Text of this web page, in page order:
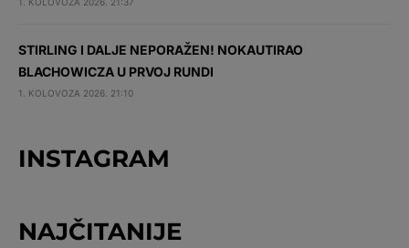
STIRLING I DALJE NEPORAŽEN! NOKAUTIRAO
BLACHOWICZA U PRVOJ RUNDI
1. KOLOVOZA 2026. 21:10
INSTAGRAM
NAJČITANIJE